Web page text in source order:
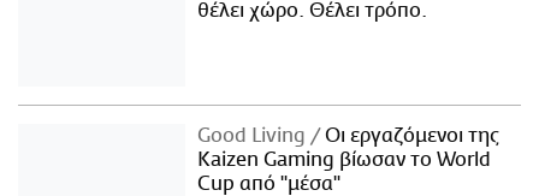
θέλει χώρο. Θέλει τρόπο.
Good Living
Οι εργαζόμενοι της
Kaizen Gaming βίωσαν το World
Cup από "μέσα"